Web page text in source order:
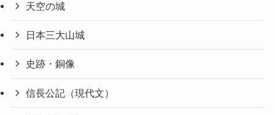
天空の城
日本三大山城
史跡・銅像
信長公記（現代文）